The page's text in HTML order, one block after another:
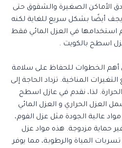
الأماكن الصغيرة والشقوق حتى
يجف أيضًا بشكل سريع للغاية لكنه
استخدامها في العزل المائي فقط
اسطح بالكويت .
الخطوات للحفاظ على سلامة
المناخية. تزداد الحاجة إلى
لذا، نقدم في عازل اسطح
العزل الحراري و العزل المائي
عالية الجودة مثل عزل الفوم،
حماية مزدوجة. هذه مواد عزل
المياة والرطوبة، مما يوفر